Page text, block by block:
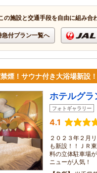
の施設と交通手段を自由に組み合
付プラン一覧へ
煙！サウナ付き大浴場新設
ホテルグラ
フォトギャラリー
4.1
２０２３年２月
も新設！！ＪＲ
料の立体駐車場
ニューが人気！